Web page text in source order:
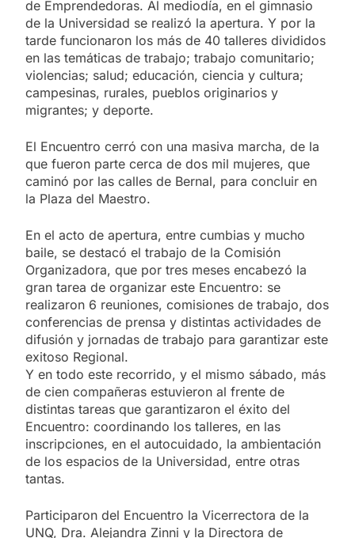
de Emprendedoras. Al mediodía, en el gimnasio
de la Universidad se realizó la apertura. Y por la
tarde funcionaron los más de 40 talleres divididos
en las temáticas de trabajo; trabajo comunitario;
violencias; salud; educación, ciencia y cultura;
campesinas, rurales, pueblos originarios y
migrantes; y deporte.
El Encuentro cerró con una masiva marcha, de la
que fueron parte cerca de dos mil mujeres, que
caminó por las calles de Bernal, para concluir en
la Plaza del Maestro.
En el acto de apertura, entre cumbias y mucho
baile, se destacó el trabajo de la Comisión
Organizadora, que por tres meses encabezó la
gran tarea de organizar este Encuentro: se
realizaron 6 reuniones, comisiones de trabajo, dos
conferencias de prensa y distintas actividades de
difusión y jornadas de trabajo para garantizar este
exitoso Regional.
Y en todo este recorrido, y el mismo sábado, más
de cien compañeras estuvieron al frente de
distintas tareas que garantizaron el éxito del
Encuentro: coordinando los talleres, en las
inscripciones, en el autocuidado, la ambientación
de los espacios de la Universidad, entre otras
tantas.
Participaron del Encuentro la Vicerrectora de la
UNQ, Dra. Alejandra Zinni y la Directora de